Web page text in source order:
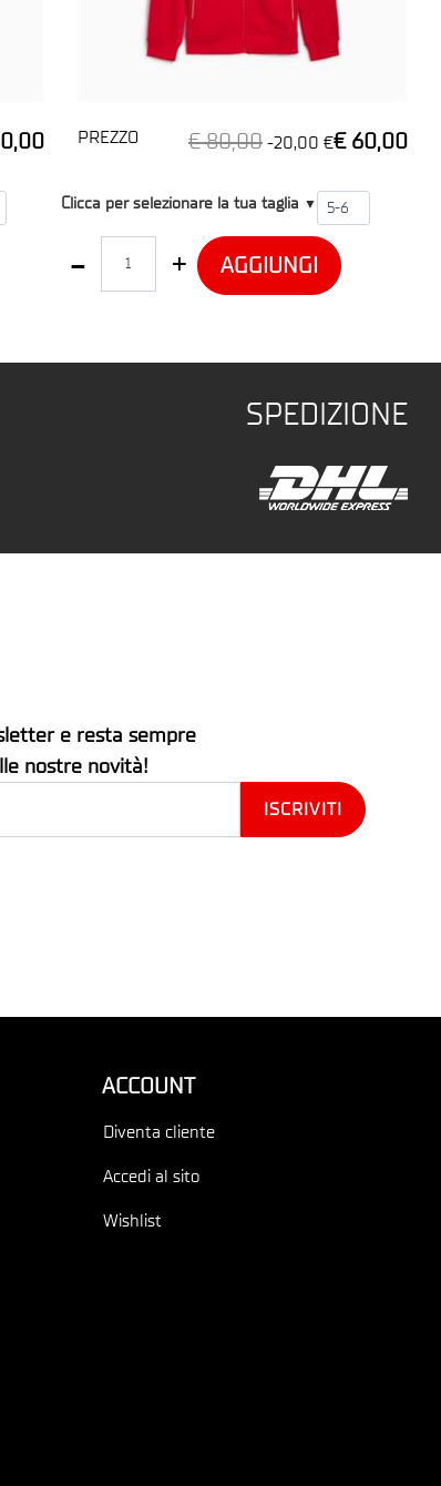
PREZZO € 80,00 -20,00 €€ 60,00
T2
Clicca per selezionare la tua taglia ▼
AGGIUNGI
SPEDIZIONE
e resta sempre
nostre novità!
ACCOUNT
Diventa cliente
Accedi al sito
Wishlist